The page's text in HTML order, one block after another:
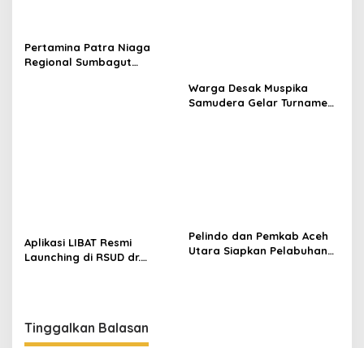
Pertamina Patra Niaga
Regional Sumbagut
Warga Desak Muspika
Samudera Gelar Turnamen
Aplikasi LIBAT Resmi
Launching di RSUD dr.
Pelindo dan Pemkab Aceh
Utara Siapkan Pelabuhan
Tinggalkan Balasan